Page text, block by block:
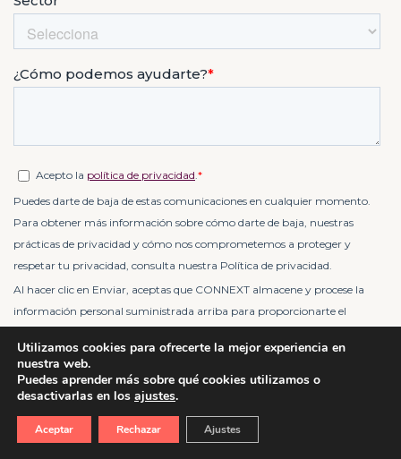
Utilizamos cookies para ofrecerte la mejor experiencia en
nuestra web.
Puedes aprender más sobre qué cookies utilizamos o
desactivarlas en los ajustes.
Aceptar Rechazar Ajustes